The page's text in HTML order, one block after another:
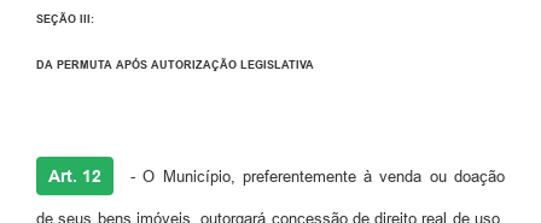
SEÇÃO III:
DA PERMUTA APÓS AUTORIZAÇÃO LEGISLATIVA
Art. 12 - O Município, preferentemente à venda ou doação
de seus bens imóveis, outorgará concessão de direito real de uso,